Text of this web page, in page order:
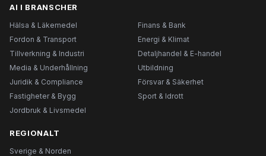
AI I BRANSCHER
Hälsa & Läkemedel
Finans & Bank
Fordon & Transport
Energi & Klimat
Tillverkning & Industri
Detaljhandel & E-handel
Media & Underhållning
Utbildning
Juridik & Compliance
Försvar & Säkerhet
Fastigheter & Bygg
Sport & Idrott
Jordbruk & Livsmedel
REGIONALT
Sverige & Norden